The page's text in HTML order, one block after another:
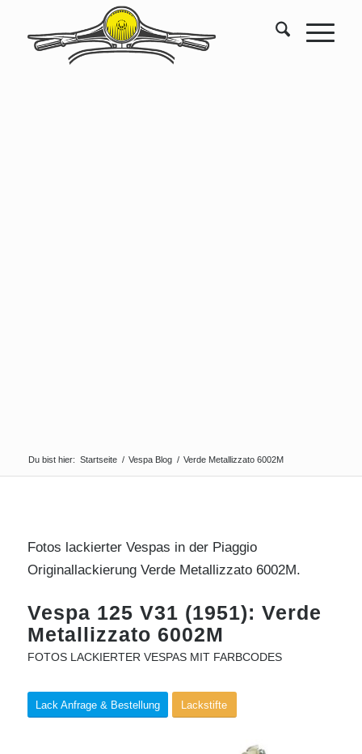
Du bist hier: Startseite / Vespa Blog / Verde Metallizzato 6002M
Fotos lackierter Vespas in der Piaggio
Originallackierung Verde Metallizzato 6002M.
Vespa 125 V31 (1951): Verde
Metallizzato 6002M
FOTOS LACKIERTER VESPAS MIT FARBCODES
Lack Anfrage & Bestellung Lackstifte